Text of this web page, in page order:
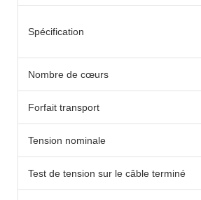
Spécification
Nombre de cœurs
Forfait transport
Tension nominale
Test de tension sur le câble terminé